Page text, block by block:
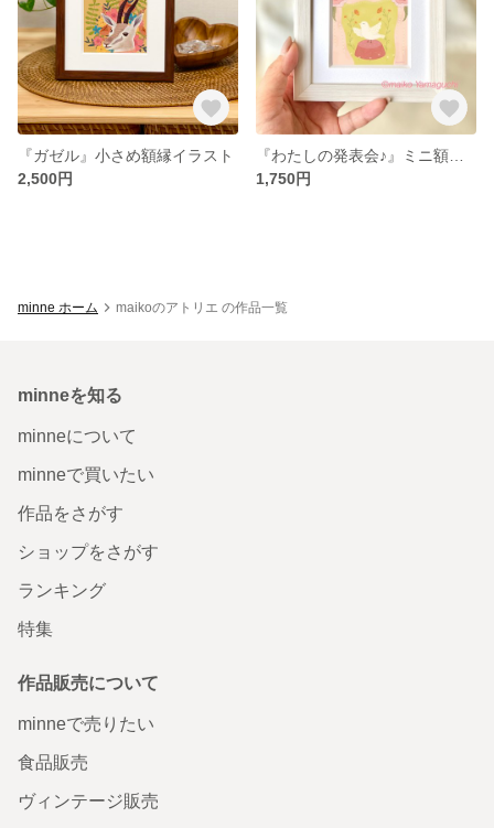
『ガゼル』小さめ額縁イラスト
2,500円
1,750円
minne ホーム maikoのアトリエ の作品一覧
minneを知る
minneについて
minneで買いたい
作品をさがす
ショップをさがす
ランキング
特集
作品販売について
minneで売りたい
食品販売
ヴィンテージ販売